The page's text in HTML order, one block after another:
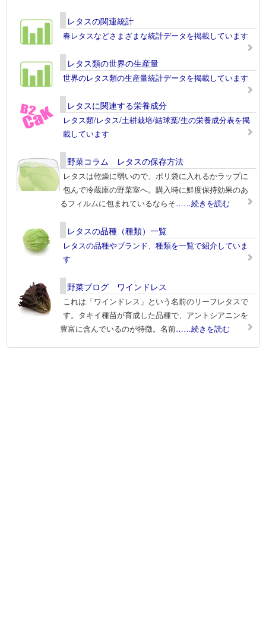
レタスの関連統計
春レタスなどさまざまな統計データを掲載しています
レタス類の世界の生産量
世界のレタス類の生産量統計データを掲載しています
レタスに関連する栄養成分
レタス類/レタス/土耕栽培/結球葉/生の栄養成分表を掲
載しています
野菜コラム レタスの保存方法
レタスは乾燥に弱いので、ポリ袋に入れるかラップに
包んで冷蔵庫の野菜室へ。購入時に鮮度保持効果のあ
るフィルムに包まれているならそ……続きを読む
レタスの品種（種類）一覧
レタスの品種やブランド、種類を一覧で紹介していま
す
野菜ブログ ワインドレス
これは「ワインドレス」という名前のリーフレタスで
す。タキイ種苗が育成した品種で、アントシアニンを
豊富に含んでいるのが特徴。名前……続きを読む